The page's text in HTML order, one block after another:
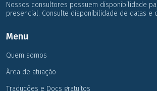
Nossos consultores possuem disponibilidade
presencial. Consulte disponibilidade de datas e
Menu
Quem somos
Área de atuação
Traduções e Docs gratuitos